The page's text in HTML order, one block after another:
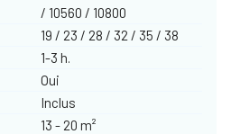
/ 10560 / 10800
19 / 23 / 28 / 32 / 35 / 38
1-3 h.
Oui
Inclus
13 - 20 m²